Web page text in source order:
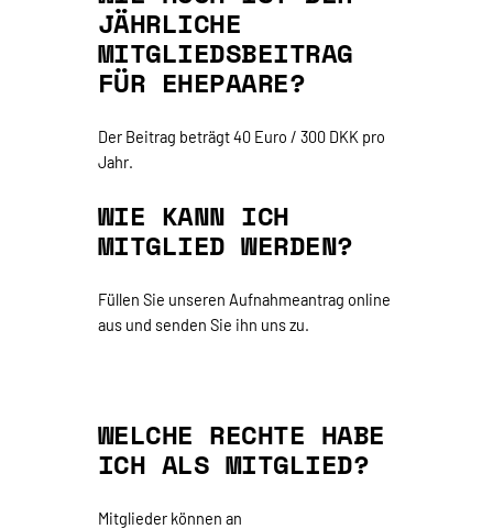
JÄHRLICHE
MITGLIEDSBEITRAG
FÜR EHEPAARE?
Der Beitrag beträgt 40 Euro / 300 DKK pro
Jahr.
WIE KANN ICH
MITGLIED WERDEN?
Füllen Sie unseren Aufnahmeantrag online
aus und senden Sie ihn uns zu.
WELCHE RECHTE HABE
ICH ALS MITGLIED?
Mitglieder können an